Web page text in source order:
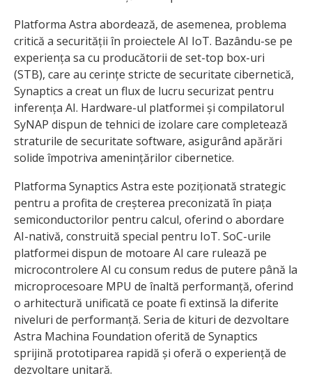
Platforma Astra abordează, de asemenea, problema
critică a securității în proiectele AI IoT. Bazându-se pe
experiența sa cu producătorii de set-top box-uri
(STB), care au cerințe stricte de securitate cibernetică,
Synaptics a creat un flux de lucru securizat pentru
inferența AI. Hardware-ul platformei și compilatorul
SyNAP dispun de tehnici de izolare care completează
straturile de securitate software, asigurând apărări
solide împotriva amenințărilor cibernetice.
Platforma Synaptics Astra este poziționată strategic
pentru a profita de creșterea preconizată în piața
semiconductorilor pentru calcul, oferind o abordare
AI-nativă, construită special pentru IoT. SoC-urile
platformei dispun de motoare AI care rulează pe
microcontrolere AI cu consum redus de putere până la
microprocesoare MPU de înaltă performanță, oferind
o arhitectură unificată ce poate fi extinsă la diferite
niveluri de performanță. Seria de kituri de dezvoltare
Astra Machina Foundation oferită de Synaptics
sprijină prototiparea rapidă și oferă o experiență de
dezvoltare unitară.